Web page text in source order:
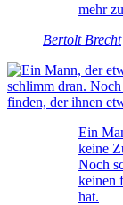
mehr
Bertolt Brecht
Ein
keine
Noch
keinen
hat.